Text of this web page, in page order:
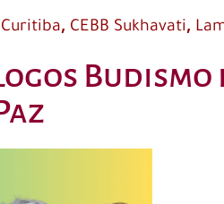
Curitiba, CEBB Sukhavati,
Budismo